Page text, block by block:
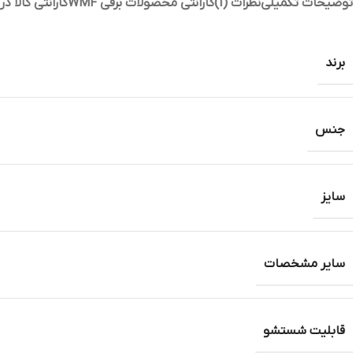
توضیحات تکمیلینظرات (1) گارانتی محصولات برقی WMF گارانتی کالا
برند
جنس
سایز
سایر مشخصات
قابلیت شستشو